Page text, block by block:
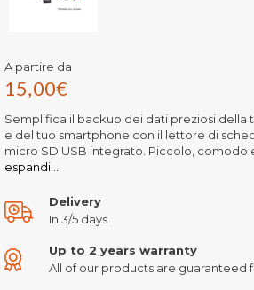
A partire da
15,00€
Semplifica il backup dei dati preziosi della
e del tuo smartphone con il lettore di
micro SD USB integrato. Piccolo, comodo
espandi...
Delivery
In 3/5 days
Up to 2 years warranty
All of our products are guaranteed